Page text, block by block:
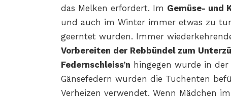
das Melken erfordert. Im Gemüse- und
und auch im Winter immer etwas zu
geerntet wurden. Immer
Vorbereiten der Rebbündel zum
Federnschleiss’n hingegen wurde in
Gänsefedern wurden die Tuchenten
Verheizen verwendet. Wenn Mädchen